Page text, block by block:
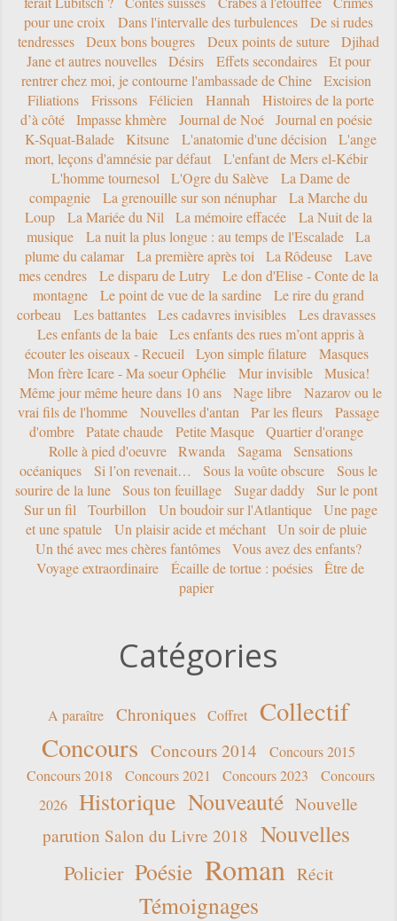
pour une croix
Dans l'intervalle des turbulences
De si rudes
tendresses
Deux bons bougres Deux points de suture
Djihad
Jane et autres nouvelles
Désirs Effets secondaires
Et pour
rentrer chez moi, je contourne l'ambassade de Chine
Excision
Filiations
Frissons Félicien Hannah
Histoires de la porte
d’à côté
Impasse khmère Journal de Noé
Journal en poésie
K-Squat-Balade
Kitsune L'anatomie d'une décision
L'ange
mort, leçons d'amnésie par défaut
L'enfant de Mers el-Kébir
L'homme tournesol
L'Ogre du Salève
La Dame de
compagnie
La grenouille sur son nénuphar
La Marche du
Loup
La Mariée du Nil La mémoire effacée
La Nuit de la
musique
La nuit la plus longue : au temps de l'Escalade
La
plume du calamar
La première après toi La Rôdeuse
Lave
mes cendres
Le disparu de Lutry
Le don d'Elise - Conte de la
montagne
Le point de vue de la sardine
Le rire du grand
corbeau
Les battantes Les cadavres invisibles
Les dravasses
Les enfants de la baie
Les enfants des rues m’ont appris à
écouter les oiseaux - Recueil
Lyon simple filature
Masques
Mon frère Icare - Ma soeur Ophélie
Mur invisible
Musica!
Même jour même heure dans 10 ans
Nage libre
Nazarov ou le
vrai fils de l'homme
Nouvelles d'antan Par les fleurs
Passage
d'ombre
Patate chaude Petite Masque
Quartier d'orange
Rolle à pied d'oeuvre
Rwanda Sagama
Sensations
océaniques
Si l’on revenait… Sous la voûte obscure
Sous le
sourire de la lune
Sous ton feuillage Sugar daddy
Sur le pont
Sur un fil
Tourbillon Un boudoir sur l'Atlantique
Une page
et une spatule
Un plaisir acide et méchant
Un soir de pluie
Un thé avec mes chères fantômes
Vous avez des enfants?
Voyage extraordinaire
Écaille de tortue : poésies
Être de
papier
Catégories
A paraître Chroniques Coffret
Collectif
Concours Concours 2014
Concours 2015
Concours 2018
Concours 2021 Concours 2023
Concours
2026
Historique Nouveauté Nouvelle
parution Salon du Livre 2018 Nouvelles
Policier Poésie Roman Récit
Témoignages